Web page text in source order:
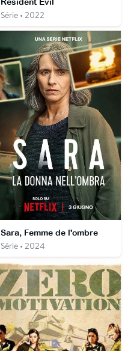
Série • 2022
Sara, Femme de l'ombre
Série • 2024